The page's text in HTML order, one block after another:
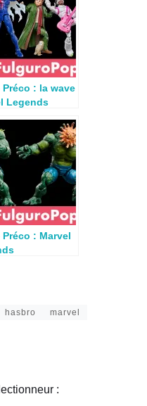
Préco : la wave
Legends
en France
Préco : Marvel
hasbro
marvel
: